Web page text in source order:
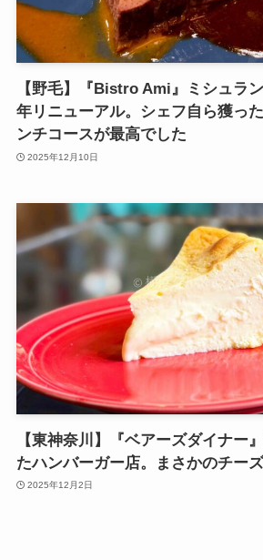
【野毛】『Bistro Ami』ミシュラ
年リニューアル。シェフ自ら獲っ
ンチコースが最高でした
2025年12月10日
【東神奈川】『ベアーズダイナー
たハンバーガー店。まさかのチー
2025年12月2日